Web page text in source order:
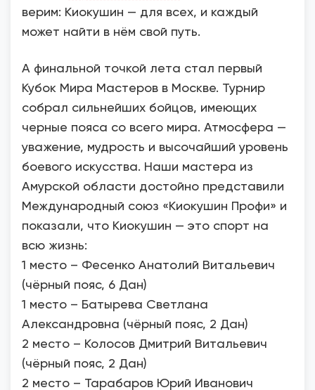
верим: Киокушин — для всех, и каждый
может найти в нём свой путь.
А финальной точкой лета стал первый
Кубок Мира Мастеров в Москве. Турнир
собрал сильнейших бойцов, имеющих
черные пояса со всего мира. Атмосфера —
уважение, мудрость и высочайший уровень
боевого искусства. Наши мастера из
Амурской области достойно представили
Международный союз «Киокушин Профи» и
показали, что Киокушин — это спорт на
всю жизнь:
1 место – Фесенко Анатолий Витальевич
(чёрный пояс, 6 Дан)
1 место – Батырева Светлана
Александровна (чёрный пояс, 2 Дан)
2 место – Колосов Дмитрий Витальевич
(чёрный пояс, 2 Дан)
2 место – Тарабаров Юрий Иванович